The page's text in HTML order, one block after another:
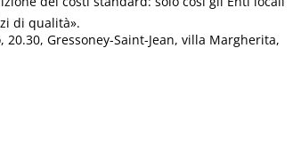
di qualità».
Gressoney-Saint-Jean, villa Margherita,